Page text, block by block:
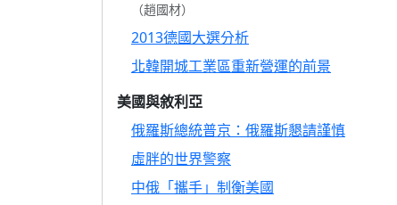
（趙國材）
2013德國大選分析
北韓開城工業區重新營運的前景
美國與敘利亞
俄羅斯總統普京：俄羅斯懇請謹慎
虛胖的世界警察
中俄「攜手」制衡美國